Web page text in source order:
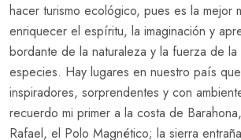
hacer turismo ecológico, pues es la mejor
enriquecer el espíritu, la imaginación y
bordante de la naturaleza y la fuerza de
especies. Hay lugares en nuestro país
inspiradores, sorprendentes y con
recuerdo mi primer a la costa de
Rafael, el Polo Magnético; la sierra